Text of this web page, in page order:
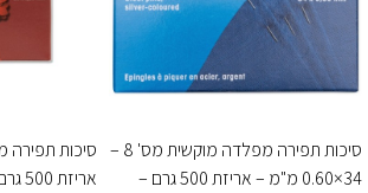
סיכות תפירה מפלדה מוקשית מס' 8 –
34×0.60 מ"מ – אריזת 500 גרם –
אריזת 500 גרם – PRYM גרמניה